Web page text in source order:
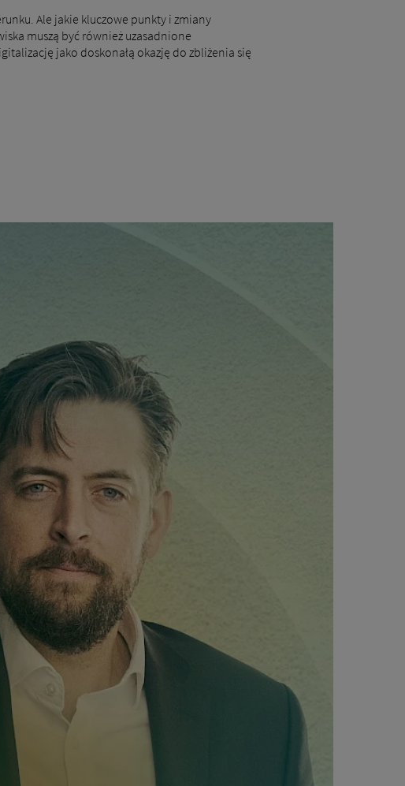
Ale jakie kluczowe punkty i zmiany
muszą być również uzasadnione
jako doskonałą okazję do zbliżenia się